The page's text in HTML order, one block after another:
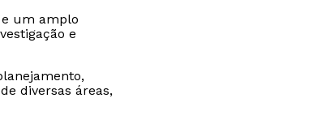
um amplo
e
diversas áreas,